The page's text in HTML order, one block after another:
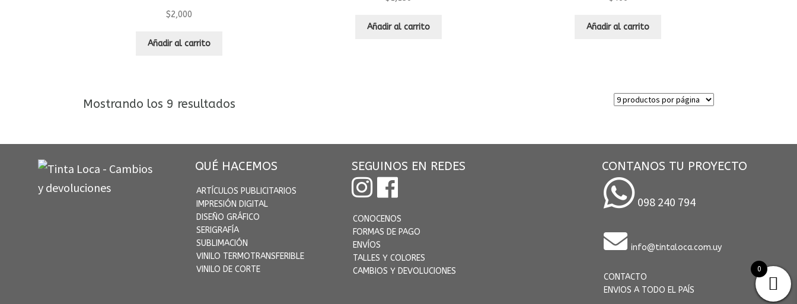
$2,000
Añadir al carrito
Añadir al carrito Añadir al carrito
Mostrando los 9 resultados
QUÉ HACEMOS
ARTÍCULOS PUBLICITARIOS
IMPRESIÓN DIGITAL
DISEÑO GRÁFICO
SERIGRAFÍA
SUBLIMACIÓN
VINILO TERMOTRANSFERIBLE
VINILO DE CORTE
SEGUINOS EN REDES
CONOCENOS
FORMAS DE PAGO
ENVÍOS
TALLES Y COLORES
CAMBIOS Y DEVOLUCIONES
CONTANOS TU PROYECTO
098 240 794
info@tintaloca.com.uy
CONTACTO
ENVIOS A TODO EL PAÍS
0